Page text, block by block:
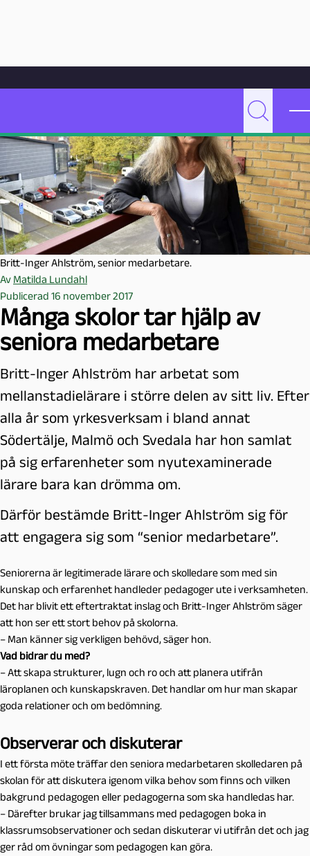
Hoppa till innehåll
e
d
a
g
o
g
M
a
l
m
ö
Sök
Många skolor tar hjälp av seniora medarbetare
Britt-Inger Ahlström, senior medarbetare.
Av Matilda Lundahl
Publicerad 16 november 2017
Många skolor tar hjälp av
seniora medarbetare
Britt-Inger Ahlström har arbetat som
mellanstadielärare i större delen av sitt liv. Efter
alla år som yrkesverksam i bland annat
Södertälje, Malmö och Svedala har hon samlat
på sig erfarenheter som nyutexaminerade
lärare bara kan drömma om.
Därför bestämde Britt-Inger Ahlström sig för
att engagera sig som “senior medarbetare”.
Seniorerna är legitimerade lärare och skolledare som med sin
kunskap och erfarenhet handleder pedagoger ute i verksamheten.
Det har blivit ett eftertraktat inslag och Britt-Inger Ahlström säger
att hon ser ett stort behov på skolorna.
– Man känner sig verkligen behövd, säger hon.
Vad bidrar du med?
– Att skapa strukturer, lugn och ro och att planera utifrån
läroplanen och kunskapskraven. Det handlar om hur man skapar
goda relationer och om bedömning.
Observerar och diskuterar
I ett första möte träffar den seniora medarbetaren skolledaren på
skolan för att diskutera igenom vilka behov som finns och vilken
bakgrund pedagogen eller pedagogerna som ska handledas har.
– Därefter brukar jag tillsammans med pedagogen boka in
klassrumsobservationer och sedan diskuterar vi utifrån det och jag
ger råd om övningar som pedagogen kan göra.